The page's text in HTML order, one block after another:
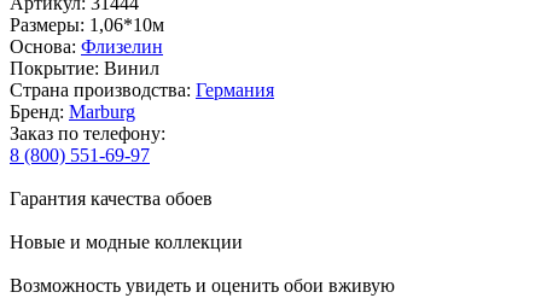
Размеры: 1,06*10м
Основа: Флизелин
Покрытие: Винил
Страна производства: Германия
Бренд: Marburg
Заказ по телефону:
8 (800) 551-69-97
Гарантия качества обоев
Новые и модные коллекции
Возможность увидеть и оценить обои вживую